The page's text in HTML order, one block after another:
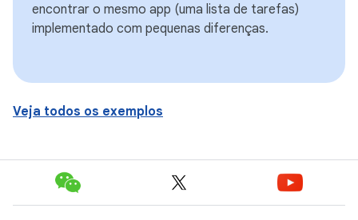
encontrar o mesmo app (uma lista de tarefas)
implementado com pequenas diferenças.
Veja todos os exemplos